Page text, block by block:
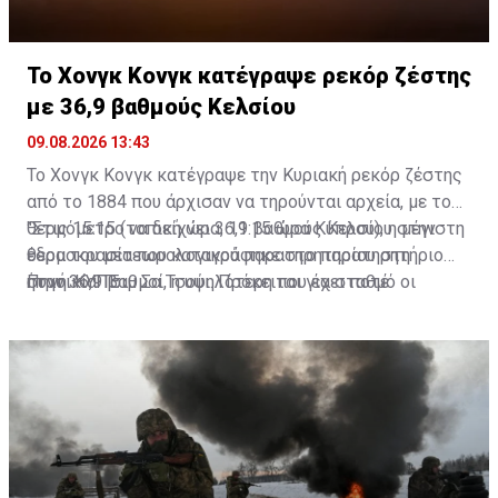
Το Χονγκ Κονγκ κατέγραψε ρεκόρ ζέστης
με 36,9 βαθμούς Κελσίου
09.08.2026 13:43
Το Χονγκ Κονγκ κατέγραψε την Κυριακή ρεκόρ ζέστης
από το 1884 που άρχισαν να τηρούνται αρχεία, με το
θερμόμετρο να δείχνει 36,9 βαθμούς Κελσίου στην
έδρα του μετεωρολογικού παρατηρητηρίου στη
συνοικία Τσιμ Σα Τσούι. Πρόκειται για σταθμό οι
"Στις 15:15 (τοπική ώρα, 11:15 ώρα Κύπρου), η μέγιστη
θερμοκρασία που καταγράφηκε στο παρατηρητήριο
ήταν 36,9 βαθμοί, η υψηλότερη που έχει ποτέ
Πηγή: ΚΥΠΕ